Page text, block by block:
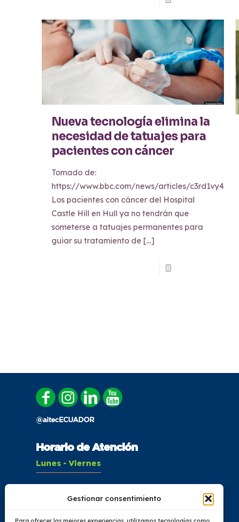
Gestionar consentimiento
Nueva tecnología elimina la
necesidad de tatuajes para
pacientes con cáncer
Tomado de:
https://www.bbc.com/news/articles/c3rd1vy4p0eo
Los pacientes con cáncer del Hospital
Castle Hill en Hull ya no tendrán que
someterse a tatuajes permanentes para
guiar su tratamiento de […]
@aitecECUADOR
Horario de Atención
Lunes - Viernes